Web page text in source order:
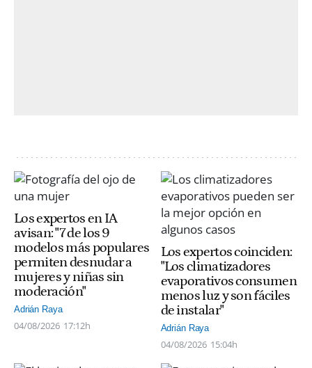
Los expertos en IA
avisan: "7 de los 9
modelos más populares
permiten desnudar a
mujeres y niñas sin
moderación"
Adrián Raya
04/08/2026 17:12h
Los expertos coinciden:
"Los climatizadores
evaporativos consumen
menos luz y son fáciles
de instalar"
Adrián Raya
04/08/2026 15:04h